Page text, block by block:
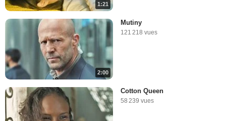
1:21
2:00
Mutiny
121 218 vues
Cotton Queen
58 239 vues